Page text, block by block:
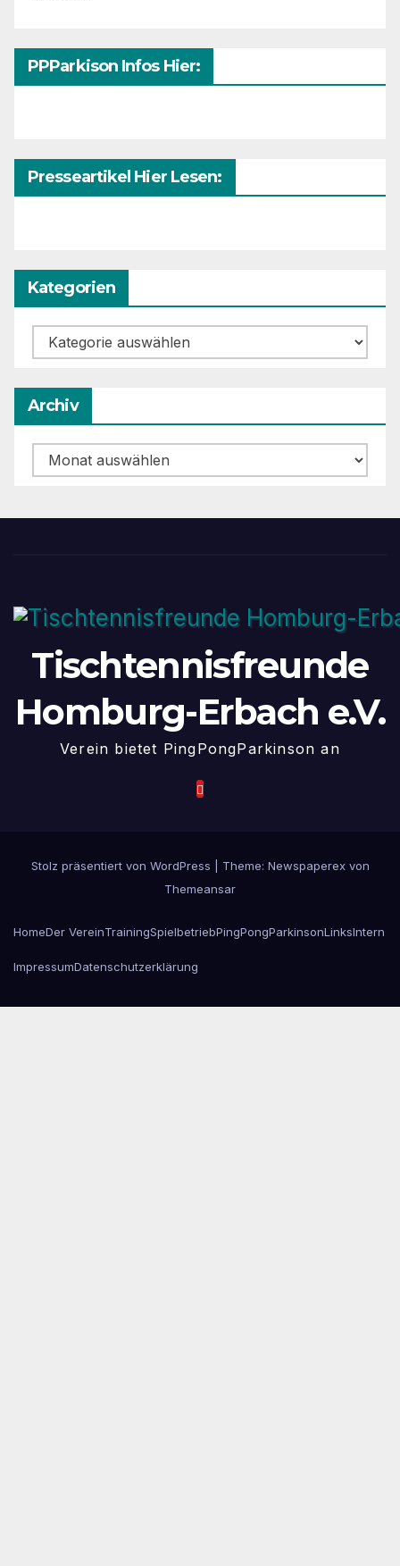
PPParkison Infos Hier:
Presseartikel Hier Lesen:
Kategorien
Kategorien
Archiv
Archiv
Tischtennisfreunde
Homburg-Erbach e.V.
Verein bietet PingPongParkinson an
Stolz präsentiert von WordPress
Theme: Newspaperex von
Themeansar
HomeDer VereinTrainingSpielbetriebPingPongParkinsonLinksIntern
ImpressumDatenschutzerklärung